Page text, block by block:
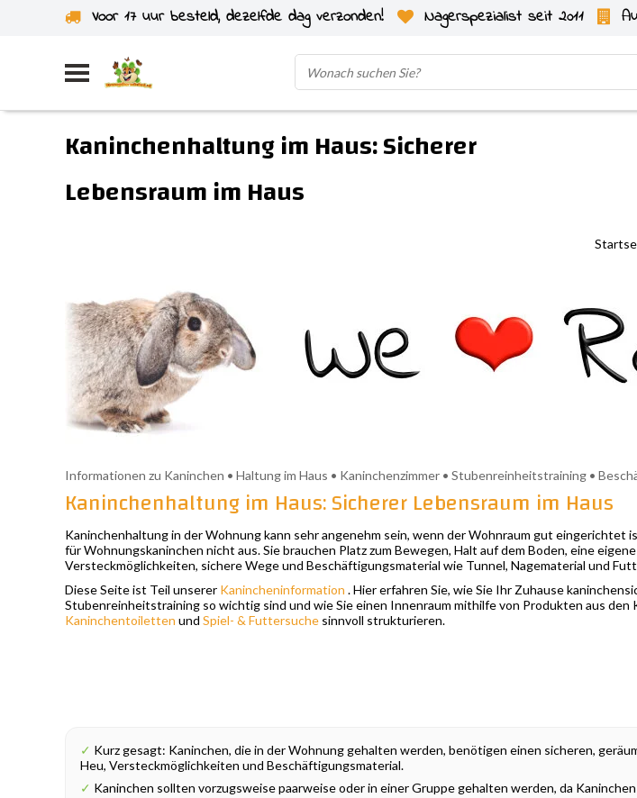
Voor 17 uur besteld, dezelfde dag verzonden! Nagerspezialist seit 2011
Kaninchenhaltung im Haus: Sicherer
Lebensraum im Haus
Informationen zu Kaninchen • Haltung im Haus • Kaninchenzimmer • Stubenreinheitstraining •
Kaninchenhaltung im Haus: Sicherer Lebensraum im Haus
Kaninchenhaltung in der Wohnung kann sehr angenehm sein, wenn der Wohnraum gut eingerichtet
für Wohnungskaninchen nicht aus. Sie brauchen Platz zum Bewegen, Halt auf dem Boden, eine
Versteckmöglichkeiten, sichere Wege und Beschäftigungsmaterial wie Tunnel, Nagematerial und
Diese Seite ist Teil unserer Kanincheninformation . Hier erfahren Sie, wie Sie Ihr Zuhause
Stubenreinheitstraining so wichtig sind und wie Sie einen Innenraum mithilfe von Produkten aus den
Kaninchentoiletten und Spiel- & Futtersuche sinnvoll strukturieren.
✓ Kurz gesagt: Kaninchen, die in der Wohnung gehalten werden, benötigen einen sicheren,
Heu, Versteckmöglichkeiten und Beschäftigungsmaterial.
✓ Kaninchen sollten vorzugsweise paarweise oder in einer Gruppe gehalten werden, da